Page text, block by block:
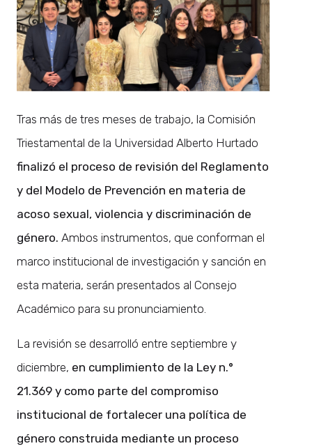
Tras más de tres meses de trabajo, la Comisión
Triestamental de la Universidad Alberto Hurtado
finalizó el proceso de revisión del Reglamento
y del Modelo de Prevención en materia de
acoso sexual, violencia y discriminación de
género. Ambos instrumentos, que conforman el
marco institucional de investigación y sanción en
esta materia, serán presentados al Consejo
Académico para su pronunciamiento.
La revisión se desarrolló entre septiembre y
diciembre, en cumplimiento de la Ley n.°
21.369 y como parte del compromiso
institucional de fortalecer una política de
género construida mediante un proceso